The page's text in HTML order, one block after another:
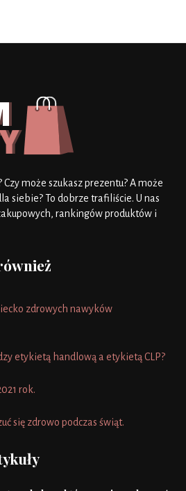
Czy może szukasz prezentu? A może
siebie? To dobrze trafiliście. U nas
rankingów produktów i
zdrowych nawyków
etykietą handlową a etykietą CLP?
rok.
się zdrowo podczas świąt.